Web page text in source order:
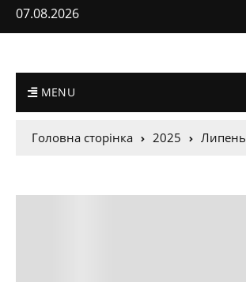
07.08.2026
MENU
Головна сторінка 2025 Липень